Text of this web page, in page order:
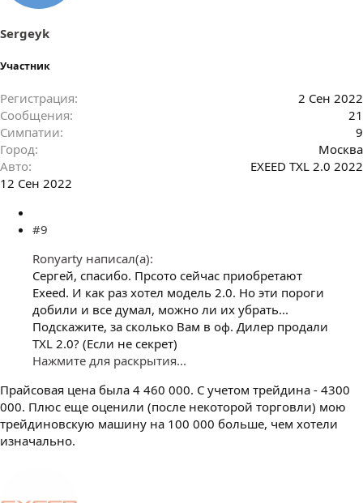
Sergeyk
Участник
Регистрация
2 Сен 2022
Сообщения
21
Симпатии
9
Город
Москва
Авто
EXEED TXL 2.0 2022
12 Сен 2022
#9
Ronyarty написал(а):
Сергей, спасибо. Прсото сейчас приобретают
Exeed. И как раз хотел модель 2.0. Но эти пороги
добили и все думал, можно ли их убрать...
Подскажите, за сколько Вам в оф. Дилер продали
TXL 2.0? (Если не секрет)
Нажмите для раскрытия...
Прайсовая цена была 4 460 000. С учетом трейдина - 4300
000. Плюс еще оценили (после некоторой торговли) мою
трейдиновскую машину на 100 000 больше, чем хотели
изначально.